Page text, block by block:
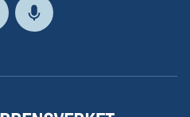
Följ
oss